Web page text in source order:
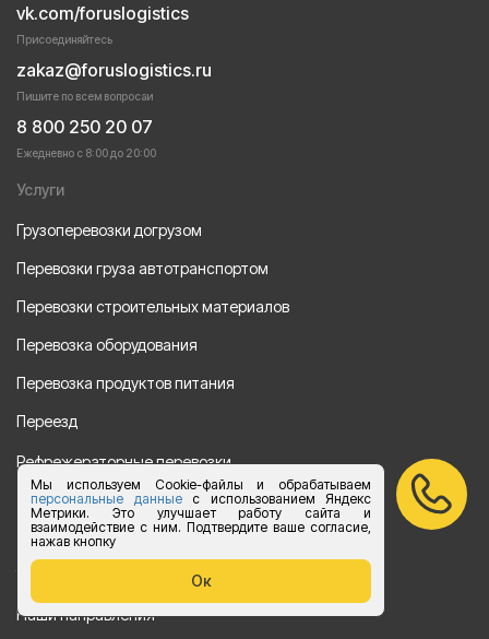
Мы используем Cookie-файлы и обрабатываем
персональные данныес использованием Яндекс
Метрики. Это улучшает работу сайта и
взаимодействие с ним. Подтвердите ваше согласие,
нажав кнопку
Ок
vk.com/foruslogistics
Присоединяйтесь
zakaz@foruslogistics.ru
Пишите по всем вопросаи
8 800 250 20 07
Ежедневно с 8:00 до 20:00
Услуги
Грузоперевозки догрузом
Перевозки груза автотранспортом
Перевозки строительных материалов
Перевозка оборудования
Перевозка продуктов питания
Переезд
Рефрежераторные перевозки
Перевозки автотехники
Перевозка алкогольной продукции
Наши направления